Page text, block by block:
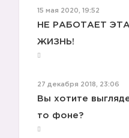
15 мая 2020, 19:52
НЕ РАБОТАЕТ
ЖИЗНЬ!
27 декабря 2018, 23:06
Вы хотите
то фоне?